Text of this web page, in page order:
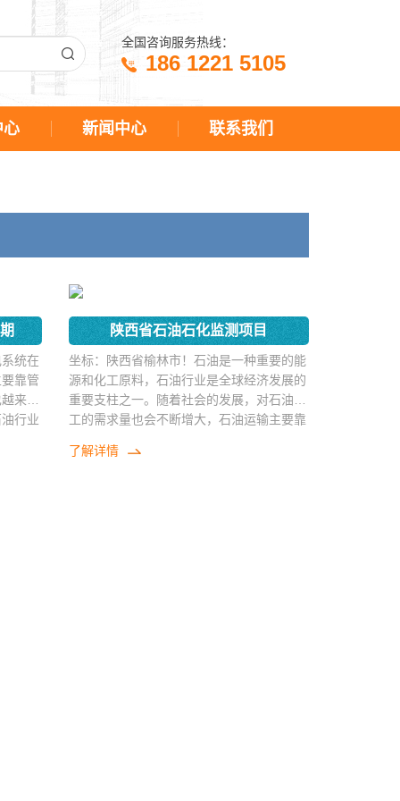
心 新闻中心 联系我们
全国咨询服务热线：
186 1221 5105
统在
靠管
来越
行业
值
陕西省石油石化监测项目
坐标：陕西省榆林市！石油是一种重要的能
源和化工原料，石油行业是全球经济发展的
重要支柱之一。随着社会的发展，对石油化
工的需求量也会不断增大，石油运输主要靠
越重要，本项目是太阳能供电系统在石油行
了解详情